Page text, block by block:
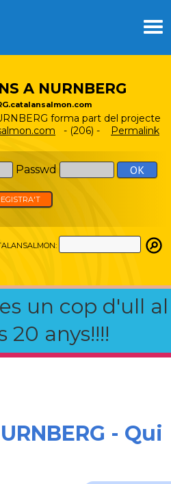
A NURNBERG
forma part del projecte
- (206) - Permalink
Passwd
un cop d'ull al
20 anys!!!!
- Qui